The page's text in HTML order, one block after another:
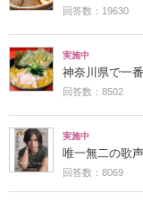
回答数：19630
実施中
神奈川県で一
回答数：8502
実施中
唯一無二の歌
回答数：8069